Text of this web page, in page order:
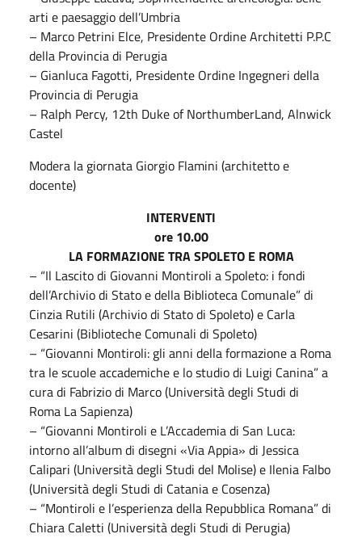
arti e paesaggio dell’Umbria
– Marco Petrini Elce, Presidente Ordine Architetti P.P.C
della Provincia di Perugia
– Gianluca Fagotti, Presidente Ordine Ingegneri della
Provincia di Perugia
– Ralph Percy, 12th Duke of NorthumberLand, Alnwick
Castel
Modera la giornata Giorgio Flamini (architetto e
docente)
INTERVENTI
ore 10.00
LA FORMAZIONE TRA SPOLETO E ROMA
– “Il Lascito di Giovanni Montiroli a Spoleto: i fondi
dell’Archivio di Stato e della Biblioteca Comunale” di
Cinzia Rutili (Archivio di Stato di Spoleto) e Carla
Cesarini (Biblioteche Comunali di Spoleto)
– “Giovanni Montiroli: gli anni della formazione a Roma
tra le scuole accademiche e lo studio di Luigi Canina” a
cura di Fabrizio di Marco (Università degli Studi di
Roma La Sapienza)
– “Giovanni Montiroli e L’Accademia di San Luca:
intorno all’album di disegni «Via Appia» di Jessica
Calipari (Università degli Studi del Molise) e Ilenia Falbo
(Università degli Studi di Catania e Cosenza)
– “Montiroli e l’esperienza della Repubblica Romana” di
Chiara Caletti (Università degli Studi di Perugia)